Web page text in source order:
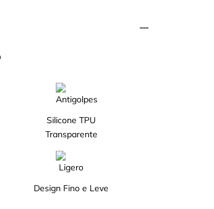
Silicone TPU
Transparente
Design Fino e Leve